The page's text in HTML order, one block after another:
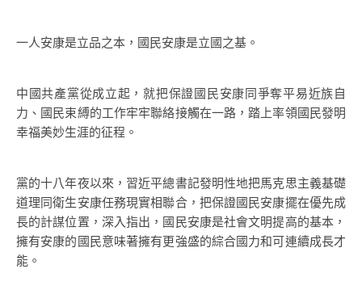
一人安康是立品之本，國民安康是立國之基。
中國共產黨從成立起，就把保證國民安康同爭奪平易近族自
力、國民束縛的工作牢牢聯絡接觸在一路，踏上率領國民發明
幸福美妙生涯的征程。
黨的十八年夜以來，習近平總書記發明性地把馬克思主義基礎
道理同衛生安康任務現實相聯合，把保證國民安康擺在優先成
長的計謀位置，深入指出，國民安康是社會文明提高的基本，
擁有安康的國民意味著擁有更強盛的綜合國力和可連續成長才
能。